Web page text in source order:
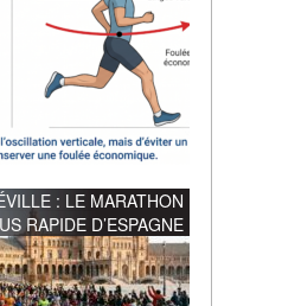
: LE MARATHON
RAPIDE D’ESPAGNE